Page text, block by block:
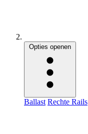
Opties openen
Ballast Rechte Rails